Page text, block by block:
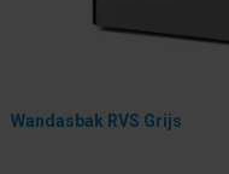
Wandasbak RVS Grijs